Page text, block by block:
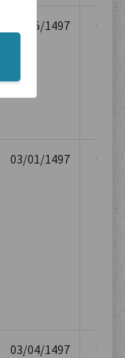
02/25/1497
03/01/1497
03/04/1497